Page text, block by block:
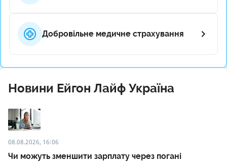
Добровільне медичне страхування
Новини Ейгон Лайф Україна
08.08.2026, 16:06
Чи можуть зменшити зарплату через погані